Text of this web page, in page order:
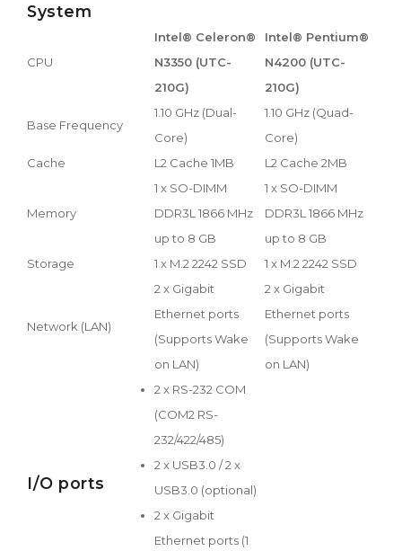
System
CPU
Intel® Celeron®
N3350 (UTC-
210G)
Intel® Pentium®
N4200 (UTC-
210G)
Base Frequency
1.10 GHz (Dual-
Core)
1.10 GHz (Quad-
Core)
Cache
L2 Cache 1MB L2 Cache 2MB
Memory
1 x SO-DIMM
DDR3L 1866 MHz
up to 8 GB
1 x SO-DIMM
DDR3L 1866 MHz
up to 8 GB
Storage
1 x M.2 2242 SSD 1 x M.2 2242 SSD
Network (LAN)
2 x Gigabit
Ethernet ports
(Supports Wake
on LAN)
2 x Gigabit
Ethernet ports
(Supports Wake
on LAN)
I/O ports
2 x RS-232 COM
(COM2 RS-
232/422/485)
2 x USB3.0 / 2 x
USB3.0 (optional)
2 x Gigabit
Ethernet ports (1